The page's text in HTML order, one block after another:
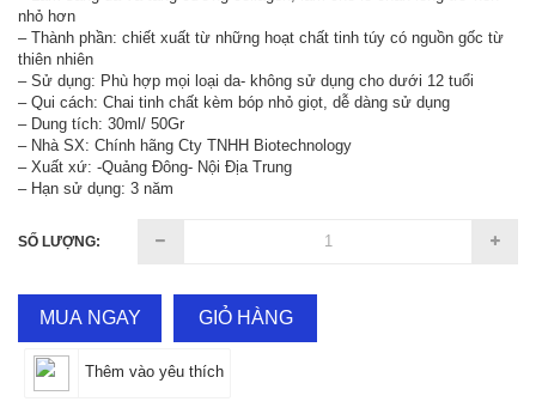
nhỏ hơn
– Thành phần: chiết xuất từ những hoạt chất tinh túy có nguồn gốc từ
thiên nhiên
– Sử dụng: Phù hợp mọi loại da- không sử dụng cho dưới 12 tuổi
– Qui cách: Chai tinh chất kèm bóp nhỏ giọt, dễ dàng sử dụng
– Dung tích: 30ml/ 50Gr
– Nhà SX: Chính hãng Cty TNHH Biotechnology
– Xuất xứ: -Quảng Đông- Nội Địa Trung
– Hạn sử dụng: 3 năm
SỐ LƯỢNG:
MUA NGAY GIỎ HÀNG
Thêm vào yêu thích